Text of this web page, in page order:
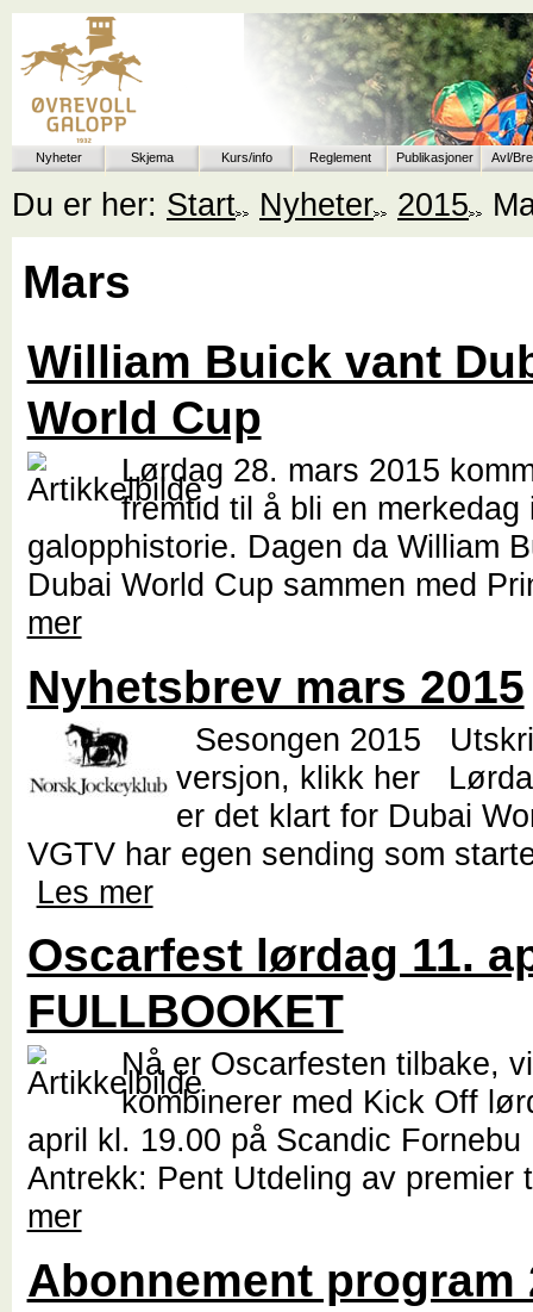
Nyheter Skjema Kurs/info Reglement Publikasjoner Avl/
Du er her: Start Nyheter 2015
Mars
William Buick vant
World Cup
Lørdag 28. mars 2015
fremtid til å bli en merkedag
galopphistorie. Dagen da William
Dubai World Cup sammen med
mer
Nyhetsbrev mars 2015
Sesongen 2015
versjon, klikk her
er det klart for Dubai
VGTV har egen sending som
Les mer
Oscarfest lørdag 11.
FULLBOOKET
Nå er Oscarfesten tilbake, vi
kombinerer med Kick Off
april kl. 19.00 på Scandic Fornebu
Antrekk: Pent Utdeling av
mer
Abonnement program